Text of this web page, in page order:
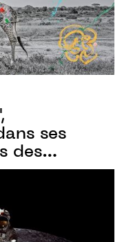
ses
des
sur la